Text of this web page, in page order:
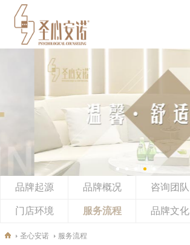
圣心安诺
服务范畴
企业EAP
新闻动态
加入我们
品牌起源 品牌概况 咨询团队
门店环境 服务流程 品牌文化
圣心安诺 服务流程